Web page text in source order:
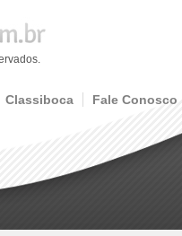
Classiboca Fale Conosco